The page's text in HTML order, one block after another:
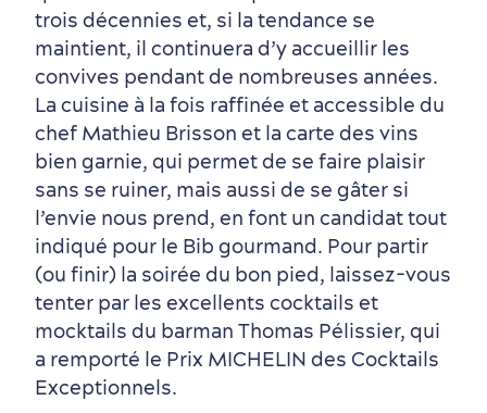
trois décennies et, si la tendance se
maintient, il continuera d’y accueillir les
convives pendant de nombreuses années.
La cuisine à la fois raffinée et accessible du
chef Mathieu Brisson et la carte des vins
bien garnie, qui permet de se faire plaisir
sans se ruiner, mais aussi de se gâter si
l’envie nous prend, en font un candidat tout
indiqué pour le Bib gourmand. Pour partir
(ou finir) la soirée du bon pied, laissez-vous
tenter par les excellents cocktails et
mocktails du barman Thomas Pélissier, qui
a remporté le Prix MICHELIN des Cocktails
Exceptionnels.